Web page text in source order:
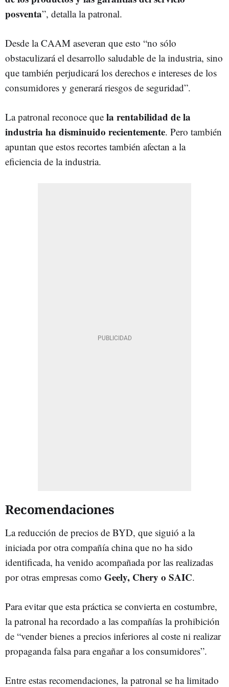
posventa”, detalla la patronal.
Desde la CAAM aseveran que esto “no sólo
obstaculizará el desarrollo saludable de la industria, sino
que también perjudicará los derechos e intereses de los
consumidores y generará riesgos de seguridad”.
La patronal reconoce que la rentabilidad de la
industria ha disminuido recientemente. Pero también
apuntan que estos recortes también afectan a la
eficiencia de la industria.
Recomendaciones
La reducción de precios de BYD, que siguió a la
iniciada por otra compañía china que no ha sido
identificada, ha venido acompañada por las realizadas
por otras empresas como Geely, Chery o SAIC.
Para evitar que esta práctica se convierta en costumbre,
la patronal ha recordado a las compañías la prohibición
de “vender bienes a precios inferiores al coste ni realizar
propaganda falsa para engañar a los consumidores”.
Entre estas recomendaciones, la patronal se ha limitado